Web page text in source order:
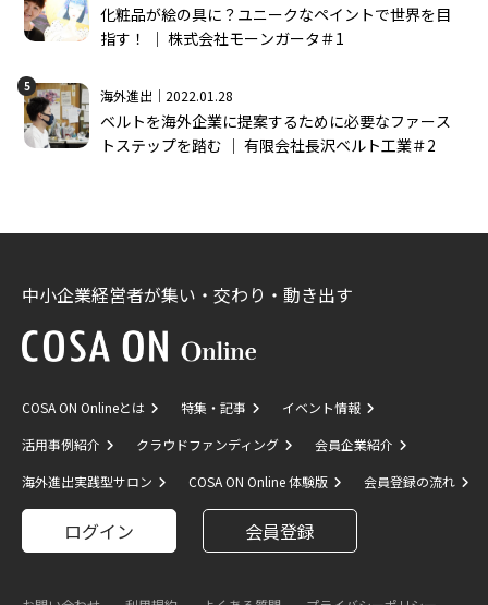
化粧品が絵の具に？ユニークなペイントで世界を目
指す！ │ 株式会社モーンガータ＃1
5
海外進出｜2022.01.28
ベルトを海外企業に提案するために必要なファース
トステップを踏む │ 有限会社長沢ベルト工業＃2
中小企業経営者が集い・交わり・動き出す
COSA ON Onlineとは 特集・記事
イベント情報
活用事例紹介
クラウドファンディング
会員企業紹介
海外進出実践型サロン
COSA ON Online 体験版 会員登録の流れ
ログイン 会員登録